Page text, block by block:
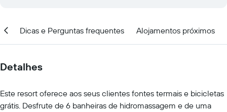
Dicas e Perguntas frequentes Alojamentos próximos
Detalhes
Este resort oferece aos seus clientes fontes termais e bicicletas
grátis. Desfrute de 6 banheiras de hidromassagem e de uma